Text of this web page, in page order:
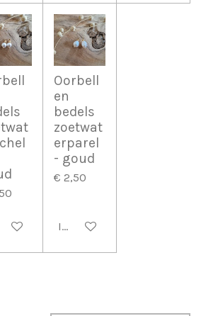
Oorbell
en
bedels
zoetwat
erparel
- goud
€ 2,50
In winkelwagen